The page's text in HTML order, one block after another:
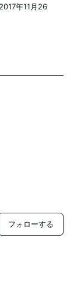
年11月26
フォローする